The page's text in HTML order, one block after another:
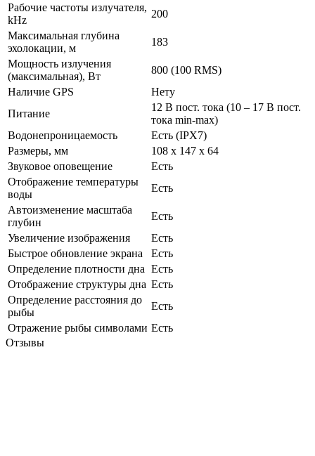
Рабочие частоты излучателя,
kHz
200
Максимальная глубина
эхолокации, м
183
Мощность излучения
(максимальная), Вт
800 (100 RMS)
Наличие GPS
Нету
Питание
12 В пост. тока (10 – 17 В пост.
тока min-max)
Водонепроницаемость
Есть (IPX7)
Размеры, мм
108 x 147 x 64
Звуковое оповещение
Есть
Отображение температуры
воды
Есть
Автоизменение масштаба
глубин
Есть
Увеличение изображения
Есть
Быстрое обновление экрана
Есть
Определение плотности дна Есть
Отображение структуры дна Есть
Определение расстояния до
рыбы
Есть
Отражение рыбы символами Есть
Отзывы